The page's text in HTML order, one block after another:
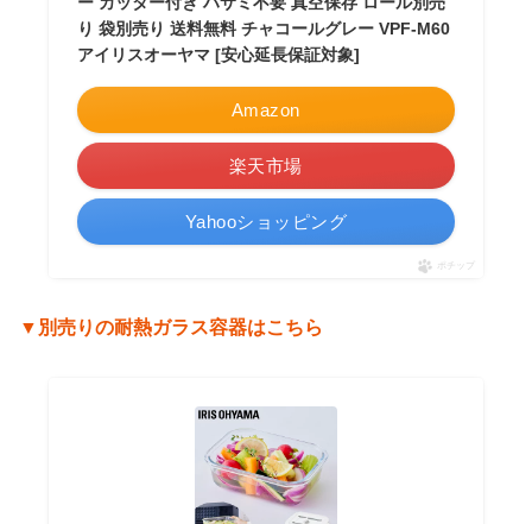
り 袋別売り 送料無料 チャコールグレー VPF-M60
アイリスオーヤマ [安心延長保証対象]
Amazon
楽天市場
Yahooショッピング
ポチップ
▼別売りの耐熱ガラス容器はこちら